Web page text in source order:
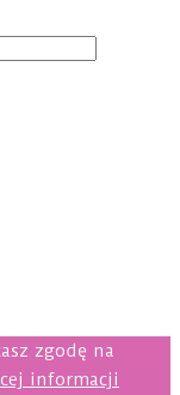
zgodę na
informacji